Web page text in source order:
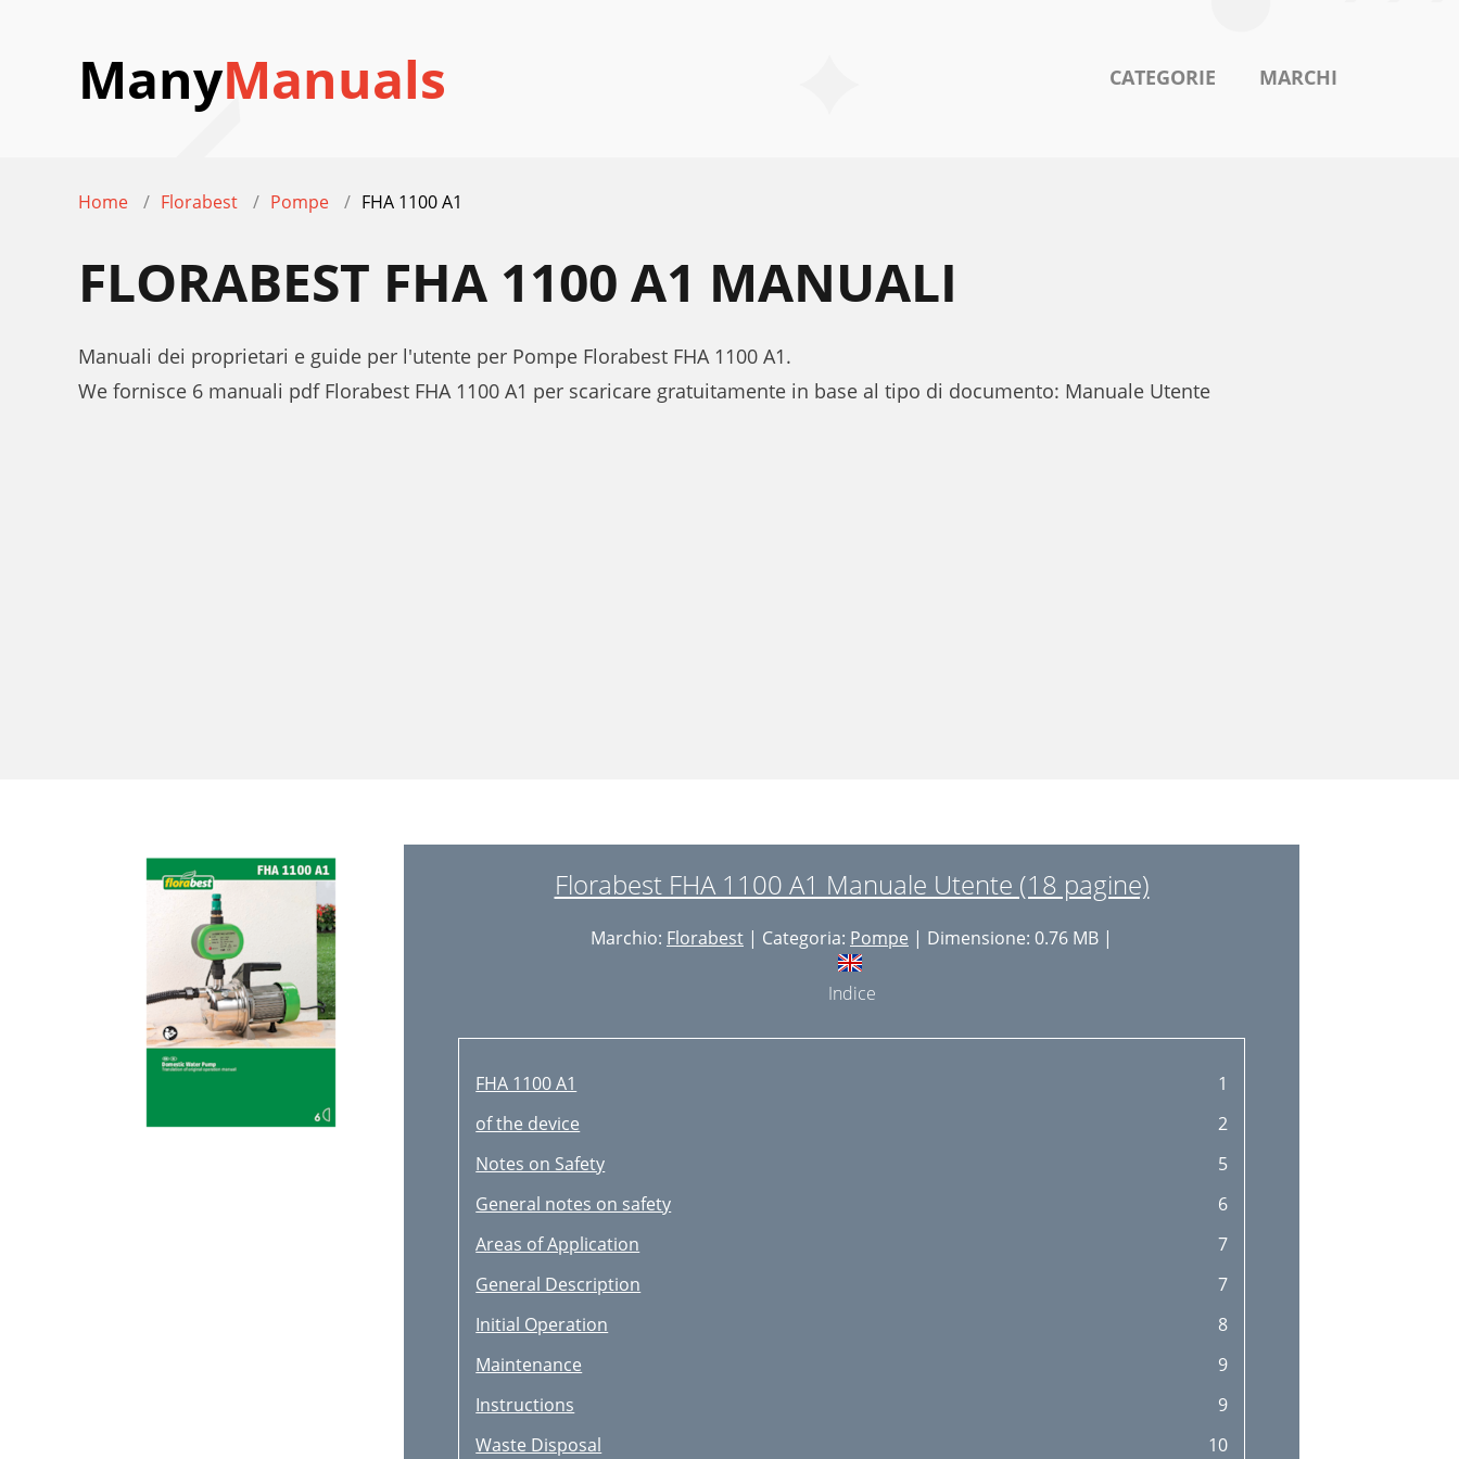
ManyManuals CATEGORIE MARCHI
Home Florabest Pompe FHA 1100 A1
FLORABEST FHA 1100 A1 MANUALI
Manuali dei proprietari e guide per l'utente per Pompe Florabest FHA 1100 A1.
We fornisce 6 manuali pdf Florabest FHA 1100 A1 per scaricare gratuitamente in base al tipo di documento: Manuale Utente
Florabest FHA 1100 A1 Manuale Utente (18 pagine)
Marchio: Florabest | Categoria: Pompe | Dimensione: 0.76 MB |
Indice
FHA 1100 A1
1
of the device
2
Notes on Safety
5
General notes on safety
6
Areas of Application
7
General Description
7
Initial Operation
8
Maintenance
9
Instructions
9
Waste Disposal
10